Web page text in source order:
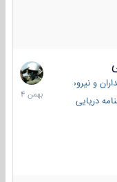
و نیروهای ویژه‌ی دریایی
دریایی
22
بهمن
1404